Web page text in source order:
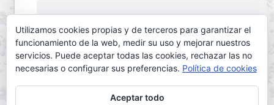
Utilizamos cookies propias y de terceros para garantizar el
funcionamiento de la web, medir su uso y mejorar nuestros
servicios. Puede aceptar todas las cookies, rechazar las no
necesarias o configurar sus preferencias. Política de cookies
Aceptar todo